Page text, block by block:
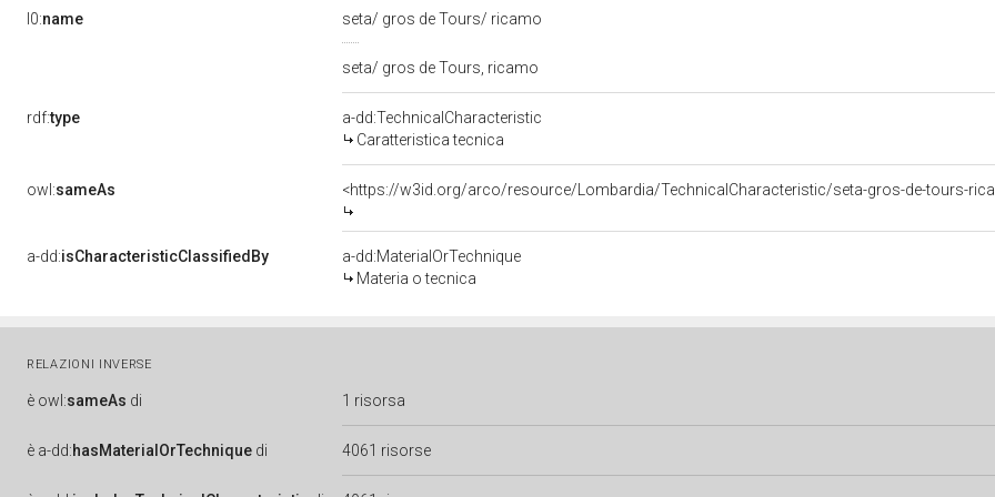
l0:name seta/ gros de Tours/ ricamo
seta/ gros de Tours, ricamo
rdf:type
a-dd:TechnicalCharacteristic
Caratteristica tecnica
owl:sameAs <https://w3id.org/arco/resource/Lombardia/TechnicalCharacteristic/seta-gros-de-tours-
a-dd:isCharacteristicClassifiedBy
a-dd:MaterialOrTechnique
Materia o tecnica
RELAZIONI INVERSE
è owl:sameAs di 1 risorsa
è a-dd:hasMaterialOrTechnique di 4061 risorse